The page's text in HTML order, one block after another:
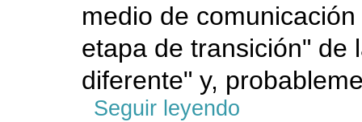
medio de
etapa de transición" de
diferente" y,
Seguir leyendo